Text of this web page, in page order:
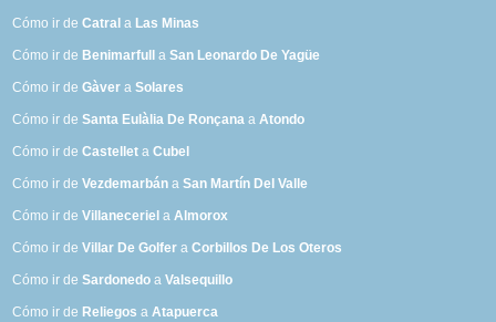
Cómo ir deCatral a Las Minas
Cómo ir de Benimarfull aSan Leonardo De Yagüe
Cómo ir deGàver aSolares
Cómo ir deSanta Eulàlia De Ronçana aAtondo
Cómo ir deCastellet aCubel
Cómo ir deVezdemarbán aSan Martín Del Valle
Cómo ir deVillaneceriel aAlmorox
Cómo ir deVillar De Golfer aCorbillos De Los Oteros
Cómo ir deSardonedo aValsequillo
Cómo ir de Reliegos aAtapuerca